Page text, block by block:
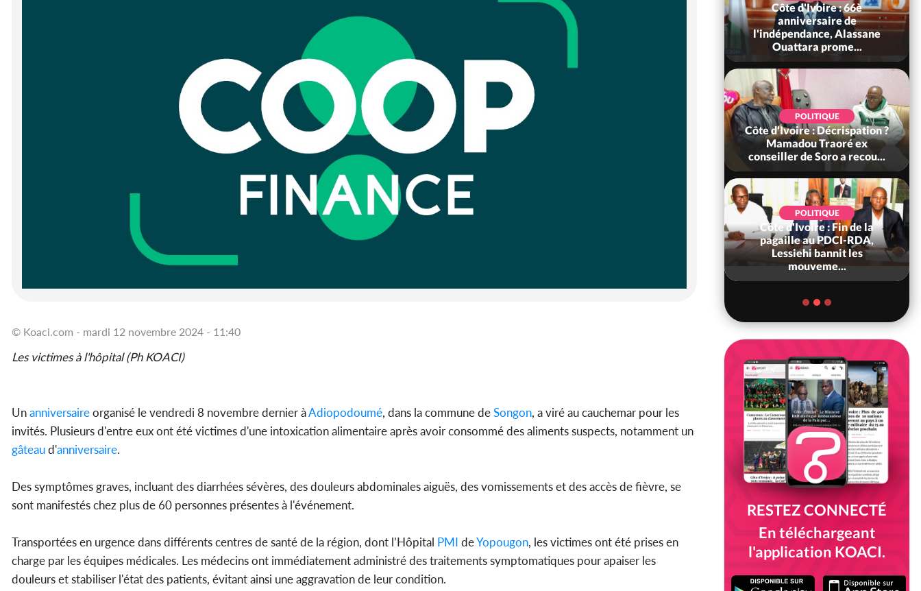
© Koaci.com - mardi 12 novembre 2024 - 11:40
Les victimes à l'hôpital (Ph KOACI)
Unanniversaireorganisé le vendredi 8 novembre dernier àAdiopodoumé, dans la commune deSongon, a viré au cauchemar pour les
invités. Plusieurs d'entre eux ont été victimes d'une intoxication alimentaire après avoir consommé des aliments suspects, notamment un
gâteaud'anniversaire.
Des symptômes graves, incluant des diarrhées sévères, des douleurs abdominales aiguës, des vomissements et des accès de fièvre, se
sont manifestés chez plus de 60 personnes présentes à l'événement.
Transportées en urgence dans différents centres de santé de la région, dont l’Hôpital PMI deYopougon, les victimes ont été prises en
charge par les équipes médicales. Les médecins ont immédiatement administré des traitements symptomatiques pour apaiser les
douleurs et stabiliser l'état des patients, évitant ainsi une aggravation de leur condition.
d'absence de Biya, Hiram
Iyodi appelle le conseil
Côte d'Ivoire : 66è
anniversaire de
l'indépendance, Alassane
Ouattara prome...
POLITIQUE
Côte d'Ivoire : Décrispation ?
Mamadou Traoré ex
conseiller de Soro a recou...
POLITIQUE
Côte d'Ivoire : Fin de la
pagaille au PDCI-RDA,
Lessiehi bannit les
mouveme...
RESTEZ CONNECTÉ
En téléchargeant
l'application KOACI.